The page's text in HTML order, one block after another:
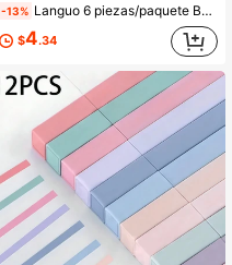
-13% Languo 6 piezas/paquete Bolígrafos con efecto de brillo & dimensionalidad 3D para planificador (21 temas de color), 36-216 colores Bolígrafos de gel con brillo metálico de gran capacidad, punta de 1mm, atractivos bolígrafos/resaltadores para dibujo/planificador, ideal para artistas y principiantes, regalo perfecto para niños/niñas estudiantes, regreso a la escuela & recompensas para maestros
$4.34